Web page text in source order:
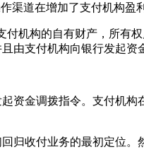
渠道在增加了支付机构盈
构的自有财产，所有权
由支付机构向银行发起资
金调拨指令。支付机构
收付业务的最初定位。